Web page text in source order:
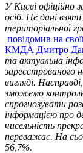
У Києві офіційно
осіб. Це дані
територіальної
повідомив на
КМДА Дмитро
та актуальна
зареєстрованого
вигляді.
зможемо
спрогнозувати
інформацією про
чисельність
переважає. На
56,7%.